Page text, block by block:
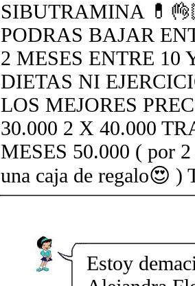
SIBUTRAMINA
PODRAS BAJAR
2 MESES ENTRE 10
DIETAS NI
LOS MEJORES
30.000 2 X 40.000
MESES 50.000 ( por
una caja de regalo😍 )
Estoy